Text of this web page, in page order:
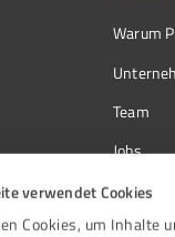
verwendet Cookies
Cookies, um Inhalte
Warum
Team
Jobs
Kontakt